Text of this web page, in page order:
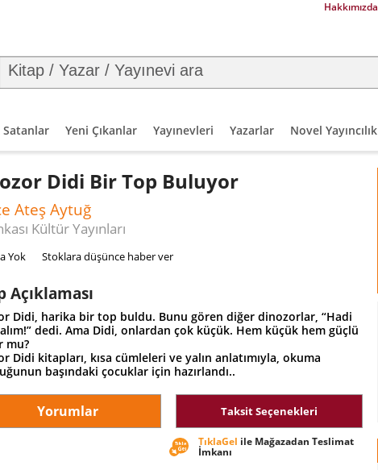
Hakkımızda
Satanlar Yeni Çıkanlar Yayınevleri Yazarlar Novel Yayıncılık
Didi Bir Top Buluyor
Ateş Aytuğ
Kültür Yayınları
Yok Stoklara düşünce haber ver
Açıklaması
Didi, harika bir top buldu. Bunu gören diğer dinozorlar, “Hadi
dedi. Ama Didi, onlardan çok küçük. Hem küçük hem güçlü
mu?
Didi kitapları, kısa cümleleri ve yalın anlatımıyla, okuma
başındaki çocuklar için hazırlandı..
Yorumlar Taksit Seçenekleri
TıklaGel ile Mağazadan Teslimat
İmkanı